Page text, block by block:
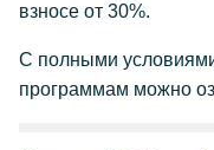
взносе от 30%.
С полными
программам можно